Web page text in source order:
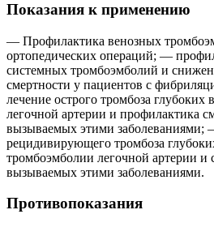
Показания к применению
— Профилактика венозных
ортопедических операций; —
системных тромбоэмболий и
смертности у пациентов с
лечение острого тромбоза
легочной артерии и профилактика
вызываемых этими заболеваниями;
рецидивирующего тромбоза
тромбоэмболии легочной артерии и
вызываемых этими заболеваниями.
Противопоказания